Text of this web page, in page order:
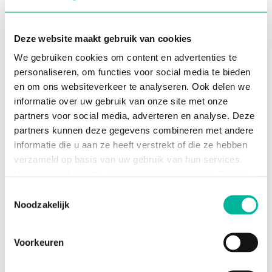
Deze website maakt gebruik van cookies
We gebruiken cookies om content en advertenties te
personaliseren, om functies voor social media te bieden
en om ons websiteverkeer te analyseren. Ook delen we
informatie over uw gebruik van onze site met onze
partners voor social media, adverteren en analyse. Deze
partners kunnen deze gegevens combineren met andere
informatie die u aan ze heeft verstrekt of die ze hebben
verzameld op basis van uw gebruik van hun services.
functioneren van de website en kunnen niet worden
geweigerd; hierover bestaat enkel een informatieplicht. U
Noodzakelijk
Voorkeuren
vrijkomt.
gecentraliseerd in 1 systeemen dankzij
back-upsgaan er in geen geval gegevens
verloren.
Je werkt papierloos en dus
milieuvriendelijk. Well done!
Voordelen voor je leden
adres) van ingelogde leden automatisch
Online inschrijvingen en online betalingen